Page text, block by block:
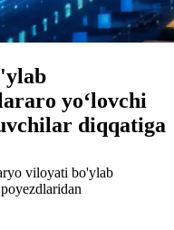
yo‘lovchi
diqqatiga
viloyati bo'ylab